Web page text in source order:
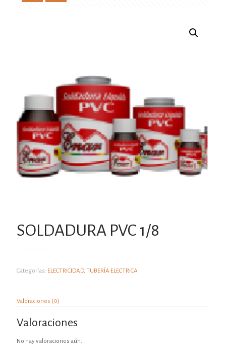
SOLDADURA PVC 1/8
Categorías: ELECTRICIDAD, TUBERÍA ELECTRICA
Valoraciones (0)
Valoraciones
No hay valoraciones aún.